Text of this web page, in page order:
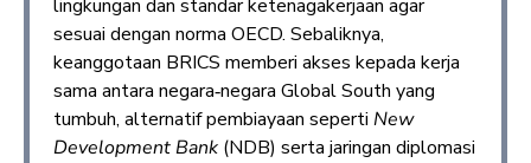
lingkungan dan standar ketenagakerjaan agar
sesuai dengan norma OECD. Sebaliknya,
keanggotaan BRICS memberi akses kepada kerja
sama antara negara‑negara Global South yang
tumbuh, alternatif pembiayaan seperti New
Development Bank (NDB) serta jaringan diplomasi